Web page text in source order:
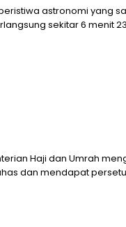
astronomi
sekitar 6 menit
Haji dan Umrah
dan mendapat